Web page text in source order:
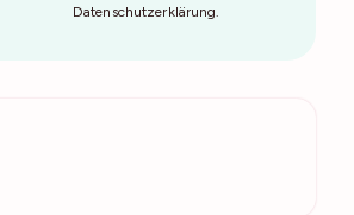
Datenschutzerklärung.